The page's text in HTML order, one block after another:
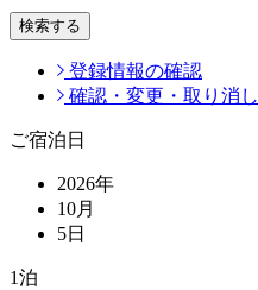
検索する
登録情報の確認
確認・変更・取り消し
ご宿泊日
2026年
10月
5日
1泊